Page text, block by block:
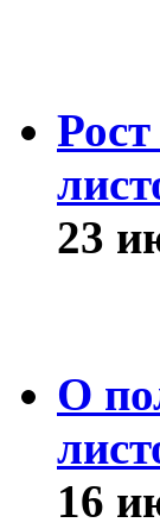
23
О
16